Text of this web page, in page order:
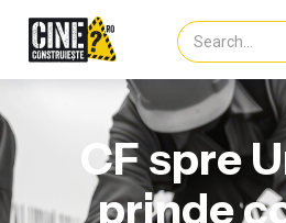
CF spre
prinde